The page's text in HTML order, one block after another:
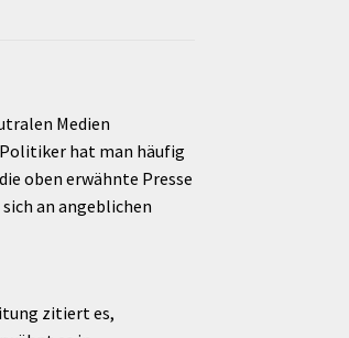
Medien
hat man häufig
oben erwähnte Presse
an angeblichen
zitiert es,